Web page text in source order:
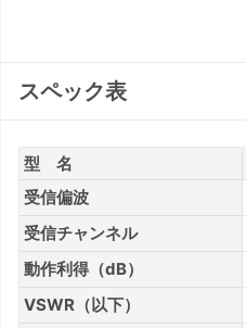
スペック表
型 名
受信偏波
受信チャンネル
動作利得（dB）
VSWR（以下）